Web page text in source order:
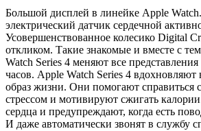
Большой дисплей в линейке Apple
электрический датчик сердечной
Усовершенствованное колесико Digital
откликом. Такие знакомые и вместе с
Watch Series 4 меняют все
часов. Apple Watch Series 4 вдохновляют
образ жизни. Они помогают справиться
стрессом и мотивируют сжигать
сердца и предупреждают, когда есть
И даже автоматически звонят в службу